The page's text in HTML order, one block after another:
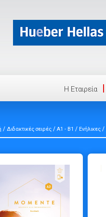
Η Eταιρεία
/ Διδακτικές σειρές / A1 - B1 / Ενήλικες /